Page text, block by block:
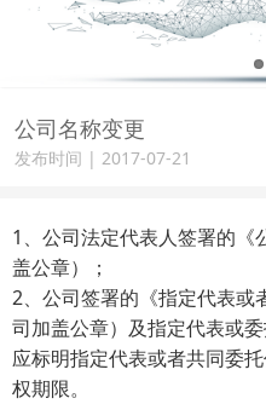
公司名称变更
发布时间 | 2017-07-21
1 、公司法定代表人签署的《
盖公章）；
2、公司签署的《指定代表或
司加盖公章）及指定代表或
应标明指定代表或者共同委
权期限。